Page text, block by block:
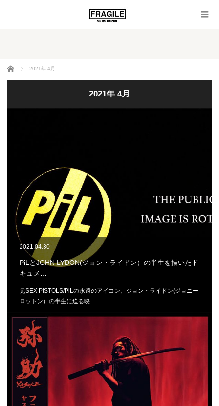
ホーム 2021年 4月
2021年 4月
2021.04.30
PiLとJOHN LYDON(ジョン・ライドン）の半生を描いたド
キュメ…
元SEX PISTOLS/PiLの永遠のアイコン、ジョン・ライドン(ジョニー
ロットン）の半生に迫る映…